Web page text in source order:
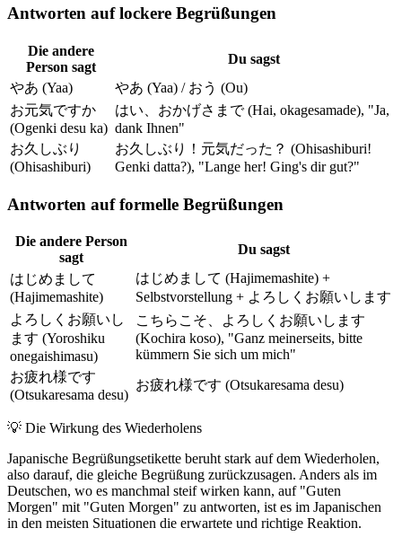
Antworten auf lockere Begrüßungen
Die andere
Person sagt
Du sagst
やあ (Yaa)
やあ (Yaa) / おう (Ou)
お元気ですか
(Ogenki desu ka)
はい、おかげさまで (Hai, okagesamade), "Ja,
dank Ihnen"
お久しぶり
(Ohisashiburi)
お久しぶり！元気だった？ (Ohisashiburi!
Genki datta?), "Lange her! Ging's dir gut?"
Antworten auf formelle Begrüßungen
Die andere Person
sagt
Du sagst
はじめまして
(Hajimemashite)
はじめまして (Hajimemashite) +
Selbstvorstellung + よろしくお願いします
よろしくお願いし
ます (Yoroshiku
onegaishimasu)
こちらこそ、よろしくお願いします
(Kochira koso), "Ganz meinerseits, bitte
kümmern Sie sich um mich"
お疲れ様です
(Otsukaresama desu)
お疲れ様です (Otsukaresama desu)
💡 Die Wirkung des Wiederholens
Japanische Begrüßungsetikette beruht stark auf dem Wiederholen,
also darauf, die gleiche Begrüßung zurückzusagen. Anders als im
Deutschen, wo es manchmal steif wirken kann, auf "Guten
Morgen" mit "Guten Morgen" zu antworten, ist es im Japanischen
in den meisten Situationen die erwartete und richtige Reaktion.